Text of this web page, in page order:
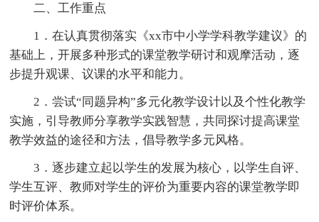
二、工作重点
1．在认真贯彻落实《xx市中小学学科教学建议》的
基础上，开展多种形式的课堂教学研讨和观摩活动，逐
步提升观课、议课的水平和能力。
2．尝试“同题异构”多元化教学设计以及个性化教学
实施，引导教师分享教学实践智慧，共同探讨提高课堂
教学效益的途径和方法，倡导教学多元风格。
3．逐步建立起以学生的发展为核心，以学生自评、
学生互评、教师对学生的评价为重要内容的课堂教学即
时评价体系。